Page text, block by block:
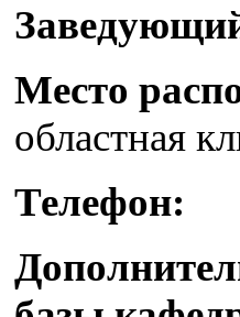
Место
областная
Телефон: